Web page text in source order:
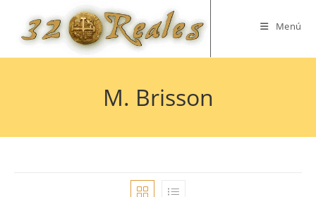
contenido
Menú
M. Brisson